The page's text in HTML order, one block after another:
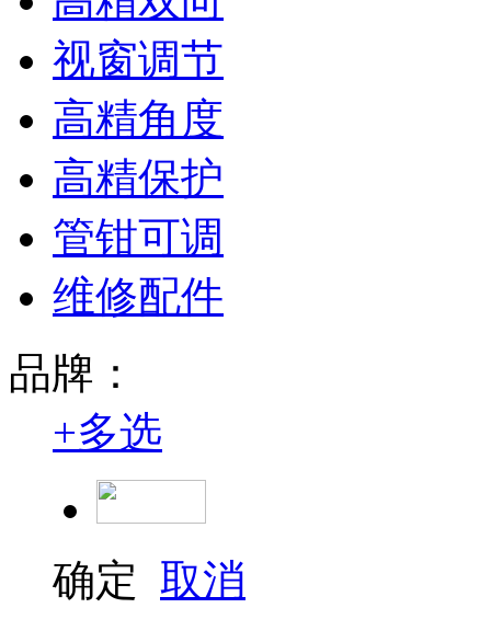
视窗调节
高精角度
高精保护
管钳可调
维修配件
品牌：
+多选
确定 取消